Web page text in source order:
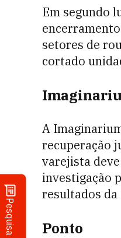
Pesquisa
Em segundo
setores de
cortado
A
recuperação
varejista
investigação
resultados da
Ponto